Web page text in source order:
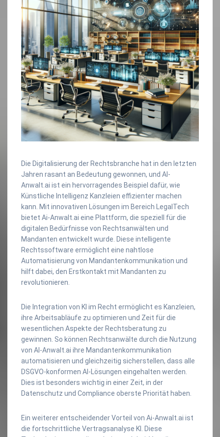
Die Digitalisierung der Rechtsbranche hat in den letzten
Jahren rasant an Bedeutung gewonnen, und AI-
Anwalt.ai ist ein hervorragendes Beispiel dafür, wie
Künstliche Intelligenz Kanzleien effizienter machen
kann. Mit innovativen Lösungen im Bereich LegalTech
bietet Ai-Anwalt.ai eine Plattform, die speziell für die
digitalen Bedürfnisse von Rechtsanwälten und
Mandanten entwickelt wurde. Diese intelligente
Rechtssoftware ermöglicht eine nahtlose
Automatisierung von Mandantenkommunikation und
hilft dabei, den Erstkontakt mit Mandanten zu
revolutionieren.
Die Integration von KI im Recht ermöglicht es Kanzleien,
ihre Arbeitsabläufe zu optimieren und Zeit für die
wesentlichen Aspekte der Rechtsberatung zu
gewinnen. So können Rechtsanwälte durch die Nutzung
von AI-Anwalt.ai ihre Mandantenkommunikation
automatisieren und gleichzeitig sicherstellen, dass alle
DSGVO-konformen AI-Lösungen eingehalten werden.
Dies ist besonders wichtig in einer Zeit, in der
Datenschutz und Compliance oberste Priorität haben.
Ein weiterer entscheidender Vorteil von Ai-Anwalt.ai ist
die fortschrittliche Vertragsanalyse KI. Diese